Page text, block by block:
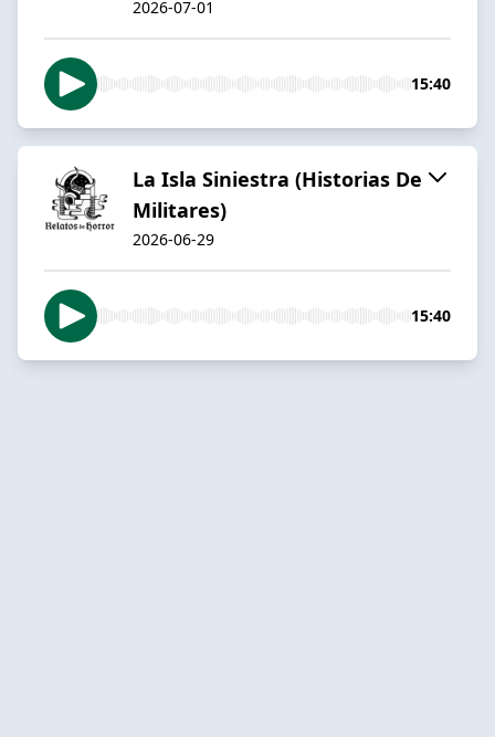
2026-07-01
15:40
La Isla Siniestra (Historias De
Militares)
2026-06-29
15:40